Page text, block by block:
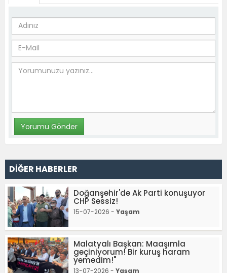
DİĞER HABERLER
Doğanşehir'de Ak Parti konuşuyor
CHP Sessiz!
15-07-2026 - Yaşam
Malatyalı Başkan: Maaşımla
geçiniyorum! Bir kuruş haram
yemedim!"
13-07-2026 - Yaşam